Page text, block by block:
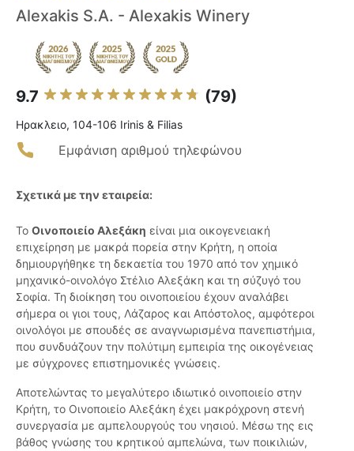
Alexakis S.A. - Alexakis Winery
9.7 (79)
Ηρακλειο, 104-106 Irinis & Filias
Εμφάνιση αριθμού τηλεφώνου
Σχετικά με την εταιρεία:
Το Οινοποιείο Αλεξάκη είναι μια οικογενειακή
επιχείρηση με μακρά πορεία στην Κρήτη, η οποία
δημιουργήθηκε τη δεκαετία του 1970 από τον χημικό
μηχανικό-οινολόγο Στέλιο Αλεξάκη και τη σύζυγό του
Σοφία. Τη διοίκηση του οινοποιείου έχουν αναλάβει
σήμερα οι γιοι τους, Λάζαρος και Απόστολος, αμφότεροι
οινολόγοι με σπουδές σε αναγνωρισμένα πανεπιστήμια,
που συνδυάζουν την πολύτιμη εμπειρία της οικογένειας
με σύγχρονες επιστημονικές γνώσεις.
Αποτελώντας το μεγαλύτερο ιδιωτικό οινοποιείο στην
Κρήτη, το Οινοποιείο Αλεξάκη έχει μακρόχρονη στενή
συνεργασία με αμπελουργούς του νησιού. Μέσω της εις
βάθος γνώσης του κρητικού αμπελώνα, των ποικιλιών,